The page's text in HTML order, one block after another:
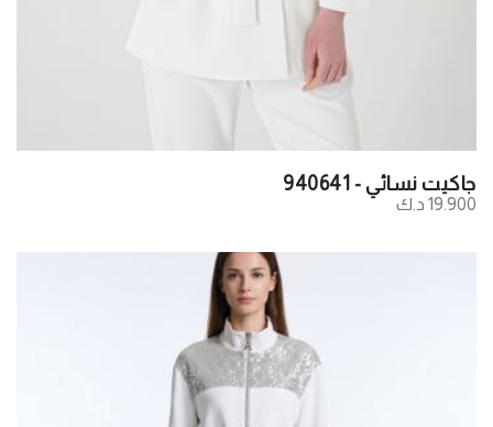
جاكيت نسائي - 940641
19.900 د.ك